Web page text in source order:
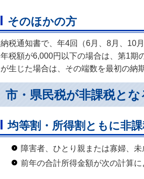
そのほかの方
納税通知書で、年4回（6月、8月、10
年税額が6,000円以下の場合は、第1期
が生じた場合は、その端数を最初の納
市・県民税が非課税とな
均等割・所得割ともに非
障害者、ひとり親または寡婦、
前年の合計所得金額が次の計算